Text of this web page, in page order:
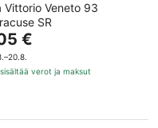
Vittorio Veneto 93
SR
€
€
sisältää verot ja maksut